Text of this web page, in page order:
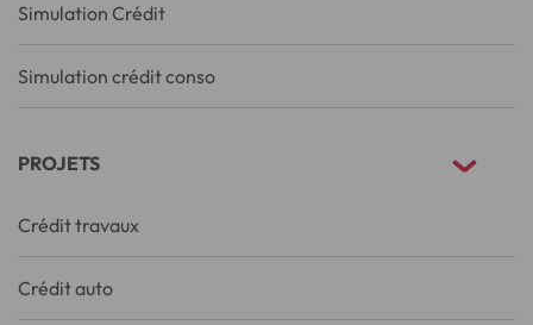
Simulation Crédit
Simulation crédit conso
PROJETS
Crédit travaux
Crédit auto